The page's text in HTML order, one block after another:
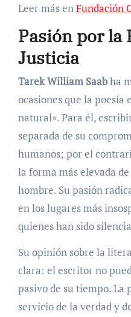
Leer más enFundación
Pasión por la
Justicia
Tarek William Saabha
ocasiones que la poesía
natural». Para él,
separada de su
humanos; por el
la forma más elevada
hombre. Su pasión
en los lugares más
quienes han sido
Su opinión sobre la
clara: el escritor no
pasivo de su tiempo. La
servicio de la verdad y